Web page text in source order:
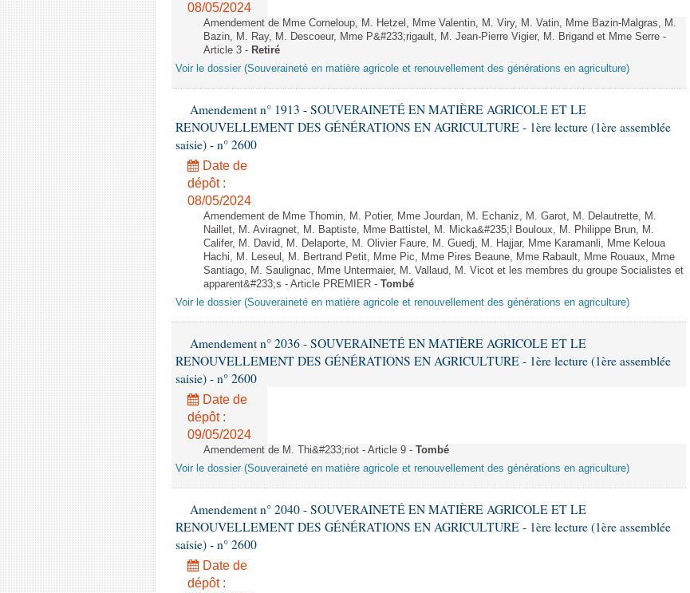
08/05/2024
Amendement de Mme Corneloup, M. Hetzel, Mme Valentin, M. Viry, M. Vatin, Mme Bazin-Malgras, M.
Bazin, M. Ray, M. Descoeur, Mme P&#233;rigault, M. Jean-Pierre Vigier, M. Brigand et Mme Serre -
Article 3 - Retiré
Voir le dossier (Souveraineté en matière agricole et renouvellement des générations en agriculture)
Amendement n° 1913 - SOUVERAINETÉ EN MATIÈRE AGRICOLE ET LE
RENOUVELLEMENT DES GÉNÉRATIONS EN AGRICULTURE - 1ère lecture (1ère assemblée
saisie) - n° 2600
Date de
dépôt :
08/05/2024
Amendement de Mme Thomin, M. Potier, Mme Jourdan, M. Echaniz, M. Garot, M. Delautrette, M.
Naillet, M. Aviragnet, M. Baptiste, Mme Battistel, M. Micka&#235;l Bouloux, M. Philippe Brun, M.
Califer, M. David, M. Delaporte, M. Olivier Faure, M. Guedj, M. Hajjar, Mme Karamanli, Mme Keloua
Hachi, M. Leseul, M. Bertrand Petit, Mme Pic, Mme Pires Beaune, Mme Rabault, Mme Rouaux, Mme
Santiago, M. Saulignac, Mme Untermaier, M. Vallaud, M. Vicot et les membres du groupe Socialistes et
apparent&#233;s - Article PREMIER - Tombé
Voir le dossier (Souveraineté en matière agricole et renouvellement des générations en agriculture)
Amendement n° 2036 - SOUVERAINETÉ EN MATIÈRE AGRICOLE ET LE
RENOUVELLEMENT DES GÉNÉRATIONS EN AGRICULTURE - 1ère lecture (1ère assemblée
saisie) - n° 2600
Date de
dépôt :
09/05/2024
Amendement de M. Thi&#233;riot - Article 9 - Tombé
Voir le dossier (Souveraineté en matière agricole et renouvellement des générations en agriculture)
Amendement n° 2040 - SOUVERAINETÉ EN MATIÈRE AGRICOLE ET LE
RENOUVELLEMENT DES GÉNÉRATIONS EN AGRICULTURE - 1ère lecture (1ère assemblée
saisie) - n° 2600
Date de
dépôt :